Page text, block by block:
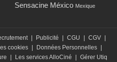
Sensacine México Mexique
Publicité CGU CGV
cookies Données Personnelles
Les services AlloCiné Gérer Utiq